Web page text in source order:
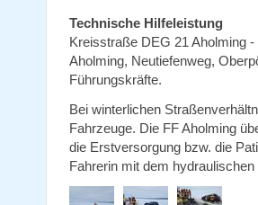
Technische Hilfeleistung
Kreisstraße DEG 21 Aholming
Aholming, Neutiefenweg,
Führungskräfte.
Bei winterlichen
Fahrzeuge. Die FF Aholming
die Erstversorgung bzw. die
Fahrerin mit dem